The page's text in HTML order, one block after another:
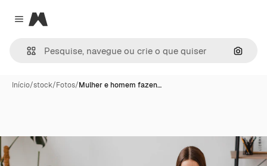
Close menu
Magnific
Início/stock/Fotos/Mulher e homem fazen…